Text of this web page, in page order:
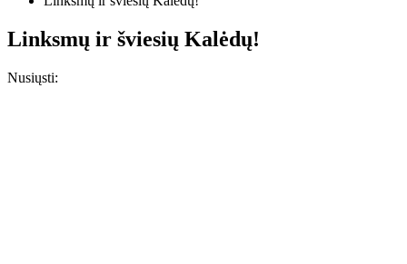
Linksmų ir šviesių Kalėdų!
Nusiųsti: